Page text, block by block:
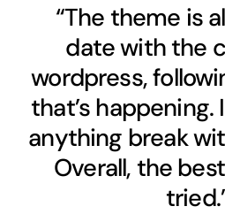
“The theme is
date with the
wordpress,
that’s happening.
anything break
Overall, the